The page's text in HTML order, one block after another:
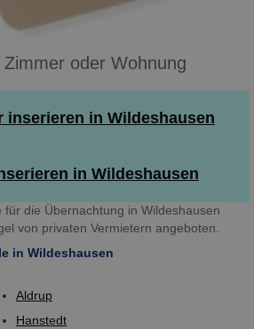
oder Wohnung
inserieren in Wildeshausen
in Wildeshausen
die Übernachtung in Wildeshausen
von privaten Vermietern angeboten.
in Wildeshausen
Aldrup
Hanstedt